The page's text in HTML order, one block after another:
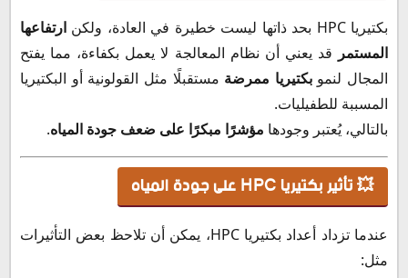
بكتيريا HPC بحد ذاتها ليست خطيرة في العادة، ولكن
ارتفاعها
المستمر قد يعني أن نظام المعالجة لا يعمل بكفاءة، مما يفتح
المجال لنموبكتيريا ممرضة مستقبلًا مثل القولونية أو البكتيريا
المسببة للطفيليات.
بالتالي، يُعتبر وجودها مؤشرًا مبكرًا على ضعف جودة المياه.
💥 تأثير بكتيريا HPC على جودة المياه
عندما تزداد أعداد بكتيريا HPC، يمكن أن تلاحظ بعض التأثيرات
مثل: